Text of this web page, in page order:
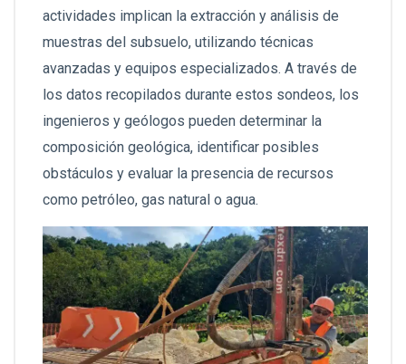
actividades implican la extracción y análisis de
muestras del subsuelo, utilizando técnicas
avanzadas y equipos especializados. A través de
los datos recopilados durante estos sondeos, los
ingenieros y geólogos pueden determinar la
composición geológica, identificar posibles
obstáculos y evaluar la presencia de recursos
como petróleo, gas natural o agua.